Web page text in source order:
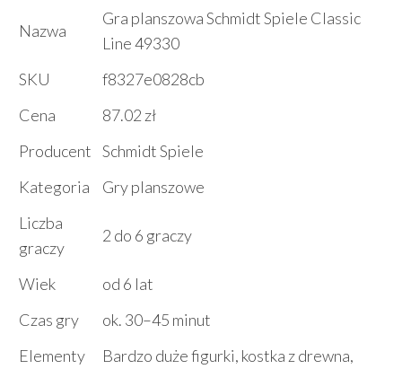
Nazwa
Gra planszowa Schmidt Spiele Classic
Line 49330
SKU
f8327e0828cb
Cena
87.02 zł
Producent Schmidt Spiele
Kategoria
Gry planszowe
Liczba
graczy
2 do 6 graczy
Wiek
od 6 lat
Czas gry
ok. 30–45 minut
Elementy
Bardzo duże figurki, kostka z drewna,